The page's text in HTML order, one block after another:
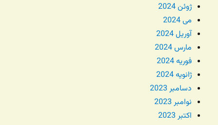
ژوئن 2024
می 2024
آوریل 2024
مارس 2024
فوریه 2024
ژانویه 2024
دسامبر 2023
نوامبر 2023
اکتبر 2023